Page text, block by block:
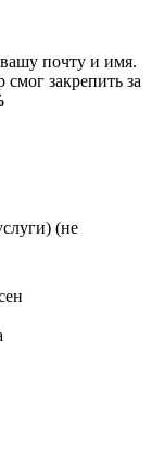
почту и имя.
закрепить за
(не